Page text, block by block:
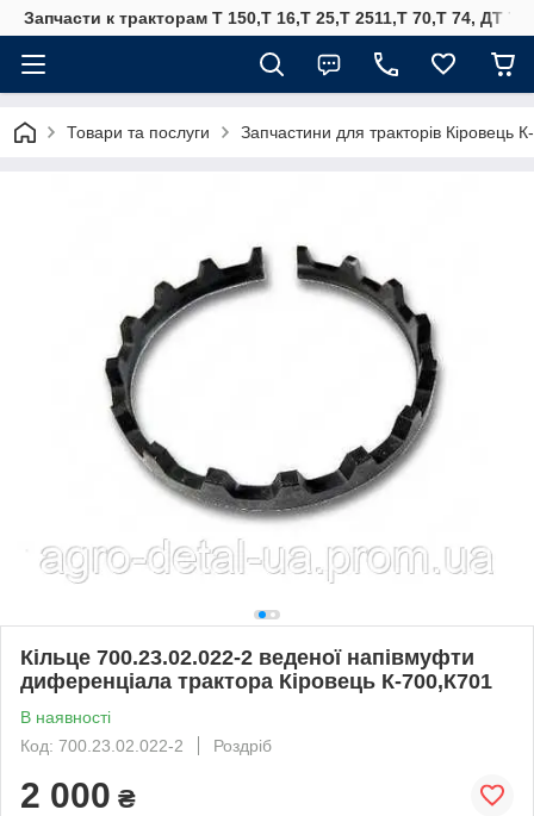
Запчасти к тракторам Т 150,Т 16,Т 25,Т 2511,Т 70,Т 74, ДТ
Товари та послуги Запчастини для тракторів Кіровець
Кільце 700.23.02.022-2 веденої напівмуфти
диференціала трактора Кіровець К-700,К701
В наявності
Код: 700.23.02.022-2
Роздріб
2 000 ₴